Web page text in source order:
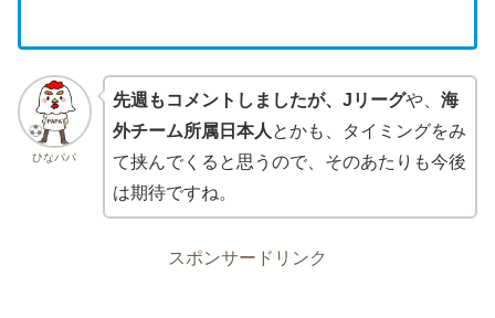
ひなパパ
先週もコメントしましたが、Jリーグや、 海
外チーム所属日本人 とかも、タイミングをみ
て挟んでくると思うので、そのあたりも今後
は期待ですね。
スポンサードリンク